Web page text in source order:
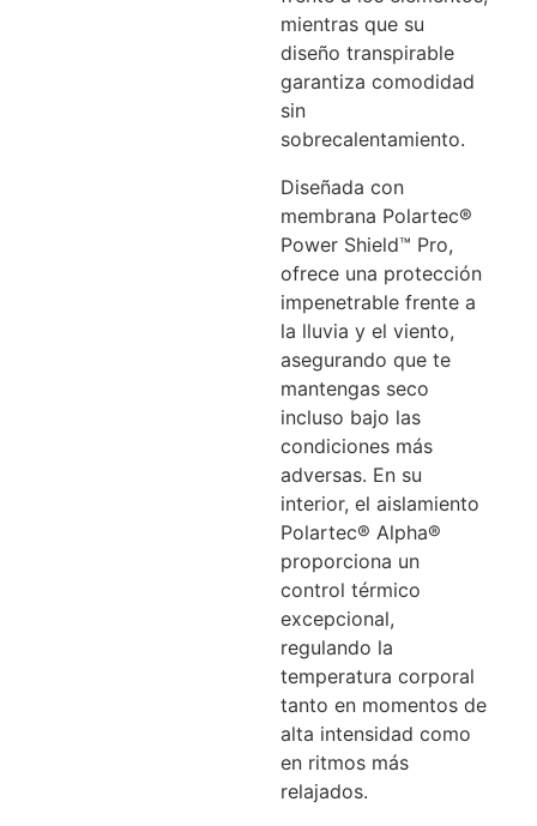
mientras que su
diseño transpirable
garantiza comodidad
sin
sobrecalentamiento.
Diseñada con
membrana Polartec®
Power Shield™ Pro,
ofrece una protección
impenetrable frente a
la lluvia y el viento,
asegurando que te
mantengas seco
incluso bajo las
condiciones más
adversas. En su
interior, el aislamiento
Polartec® Alpha®
proporciona un
control térmico
excepcional,
regulando la
temperatura corporal
tanto en momentos de
alta intensidad como
en ritmos más
relajados.